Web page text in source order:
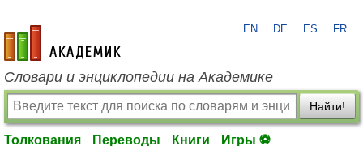
academic.ru
EN DE ES FR
Словари и энциклопедии на Академике
Найти!
Толкования Переводы Книги Игры ⚽